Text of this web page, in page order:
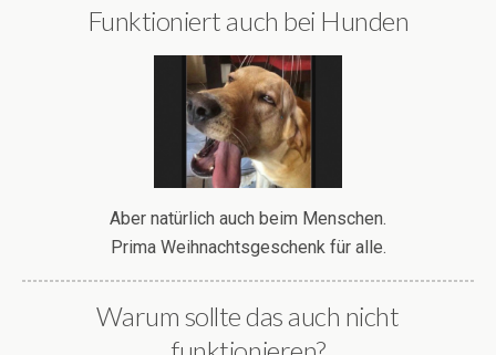
Funktioniert auch bei Hunden
Aber natürlich auch beim Menschen.
Prima Weihnachtsgeschenk für alle.
Warum sollte das auch nicht